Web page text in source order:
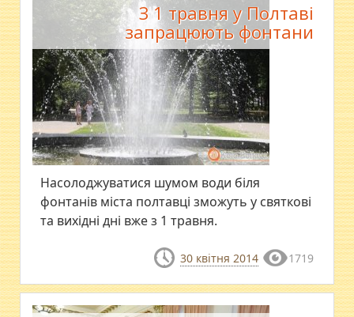
З 1 травня у Полтаві
запрацюють фонтани
Насолоджуватися шумом води біля
фонтанів міста полтавці зможуть у святкові
та вихідні дні вже з 1 травня.
30 квітня 2014 1719